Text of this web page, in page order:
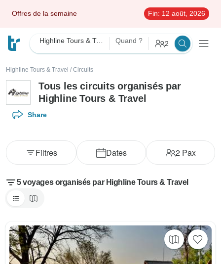
Offres de la semaine Fin: 12 août, 2026
Highline Tours & Travel Quand ? 2
Highline Tours & Travel / Circuits
Tous les circuits organisés par
Highline Tours & Travel
Share
Dates 2Pax
Filtres
5 voyages organisés par Highline Tours & Travel